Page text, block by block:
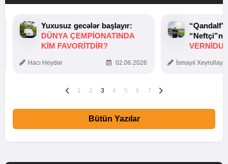
Yuxusuz gecələr başlayır:
DÜNYA ÇEMPIONATINDA
KIM FAVORITDIR?
Hacı Heydər 02.06.2026 İsmayıl
1 2 3 4 5 6 7
Bütün Yazılar